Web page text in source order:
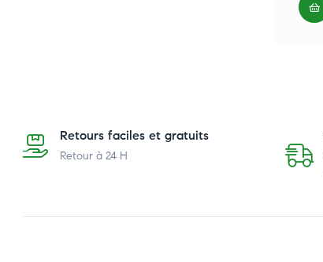
Retours faciles et gratuits
Retour à 24 H